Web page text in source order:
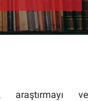
araştırmayı ve